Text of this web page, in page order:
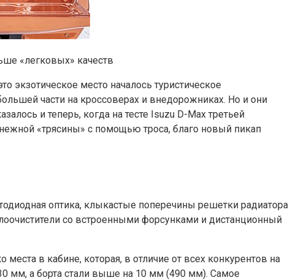
«легковых» качеств
экзотическое место началось туристическое
части на кроссоверах и внедорожниках. Но и они
и теперь, когда на тесте Isuzu D-Max третьей
«трясины» с помощью троса, благо новый пикап
оптика, клыкастые поперечины решетки радиатора
со встроенными форсунками и дистанционный
в кабине, которая, в отличие от всех конкурентов на
мм, а борта стали выше на 10 мм (490 мм). Самое